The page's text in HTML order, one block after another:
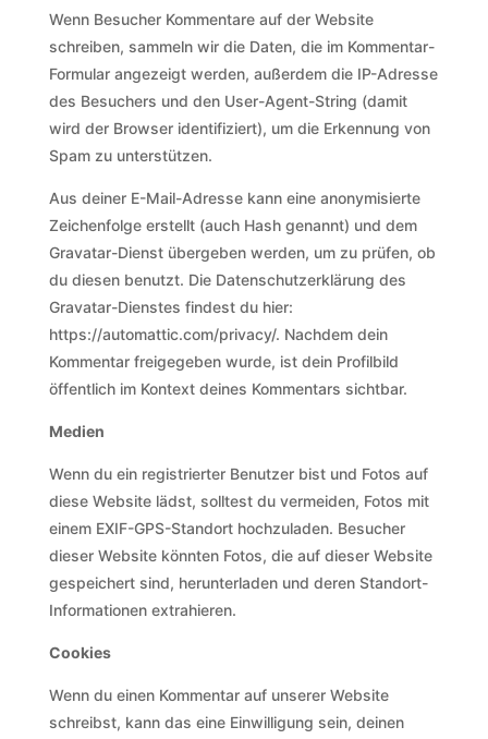
Wenn Besucher Kommentare auf der Website
schreiben, sammeln wir die Daten, die im Kommentar-
Formular angezeigt werden, außerdem die IP-Adresse
des Besuchers und den User-Agent-String (damit
wird der Browser identifiziert), um die Erkennung von
Spam zu unterstützen.
Aus deiner E-Mail-Adresse kann eine anonymisierte
Zeichenfolge erstellt (auch Hash genannt) und dem
Gravatar-Dienst übergeben werden, um zu prüfen, ob
du diesen benutzt. Die Datenschutzerklärung des
Gravatar-Dienstes findest du hier:
https://automattic.com/privacy/. Nachdem dein
Kommentar freigegeben wurde, ist dein Profilbild
öffentlich im Kontext deines Kommentars sichtbar.
Medien
Wenn du ein registrierter Benutzer bist und Fotos auf
diese Website lädst, solltest du vermeiden, Fotos mit
einem EXIF-GPS-Standort hochzuladen. Besucher
dieser Website könnten Fotos, die auf dieser Website
gespeichert sind, herunterladen und deren Standort-
Informationen extrahieren.
Cookies
Wenn du einen Kommentar auf unserer Website
schreibst, kann das eine Einwilligung sein, deinen